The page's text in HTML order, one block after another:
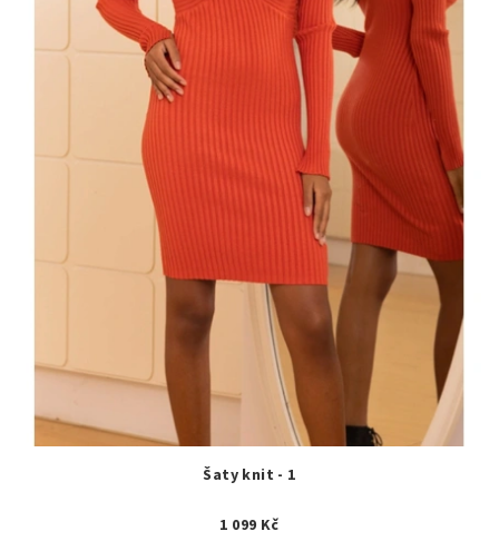
Šaty knit - 1
1 099 Kč